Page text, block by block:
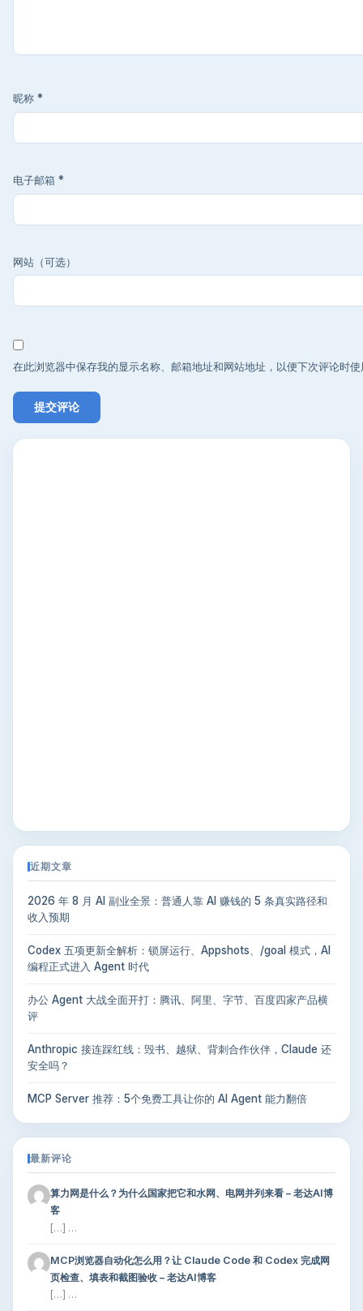
昵称 *
电子邮箱 *
网站（可选）
在此浏览器中保存我的显示名称、邮箱地址和网站地址，以便下次评论时使
近期文章
2026 年 8 月 AI 副业全景：普通人靠 AI 赚钱的 5 条真实路径和
收入预期
Codex 五项更新全解析：锁屏运行、Appshots、/goal 模式，AI
编程正式进入 Agent 时代
办公 Agent 大战全面开打：腾讯、阿里、字节、百度四家产品横
评
Anthropic 接连踩红线：毁书、越狱、背刺合作伙伴，Claude 还
安全吗？
MCP Server 推荐：5个免费工具让你的 AI Agent 能力翻倍
最新评论
算力网是什么？为什么国家把它和水网、电网并列来看 – 老达AI博
客
[…] …
MCP浏览器自动化怎么用？让 Claude Code 和 Codex 完成网
页检查、填表和截图验收 – 老达AI博客
[…] …